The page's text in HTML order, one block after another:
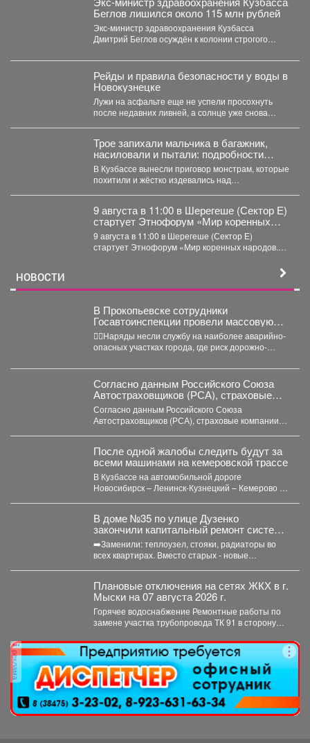
Беглов лишился около 115 млн рублей
Экс-министр здравоохранения Кузбасса
Дмитрий Беглов осуждён к колонии строгого
Рейды и правила безопасности у воды в
Новокузнецке
Лужи на асфальте еще не успели просохнуть
после недавних ливней, а солнце уже снова
Трое запихали мальчика в багажник,
насиловали и пытали: подробности
жуткой истории из Кузбасса
В Кузбассе вынесли приговор монстрам, которые
похитили и жёстко издевались над
9 августа в 11:00 в Шерегеше (Сектор Е)
стартует Этнофорум «Мир коренных
народов.
9 августа в 11:00 в Шерегеше (Сектор Е)
стартует Этнофорум «Мир коренных народов.
НОВОСТИ
В Прокопьевске сотрудники
Госавтоинспекции провели массовую
проверку водителей
👮‍♂Наряды несли службу на наиболее аварийно-
опасных участках города, где риск дорожно-
Основная...
Согласно данным Российского Союза
Автостраховщиков (РСА), страховые
компании за первое полугодие 2026 года
выплатили более 35,3 млрд руб.
Согласно данным Российского Союза
Автостраховщиков (РСА), страховые компании
После одной жалобы следить будут за
всеми машинами на кемеровской трассе
В Кузбассе на автомобильной дороге
Новосибирск – Ленинск-Кузнецкий – Кемерово –
В доме №35 по улице Дузенко
закончили капитальный ремонт системы
отопления.
➡️Заменили: теплоузел, стояки, радиаторы во
всех квартирах. Вместо старых - новые
Плановые отключения на сетях ЖКХ в г.
Мыски на 07 августа 2026 г.
Горячее водоснабжение Ремонтные работы по
замене участка трубопровода ТК 91 в сторону
реклама